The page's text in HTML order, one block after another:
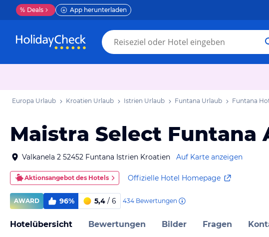
% Deals App herunterladen
Europa Urlaub Kroatien Urlaub Istrien Urlaub Funtana Urlaub Funtana
Maistra Select Funtana
Valkanela 2 52452 Funtana Istrien Kroatien Auf Karte anzeigen
Aktionsangebot des Hotels Offizielle Hotel Homepage
AWARD 96% 5,4 / 6 434 Bewertungen
Hotelübersicht Bewertungen Bilder Fragen